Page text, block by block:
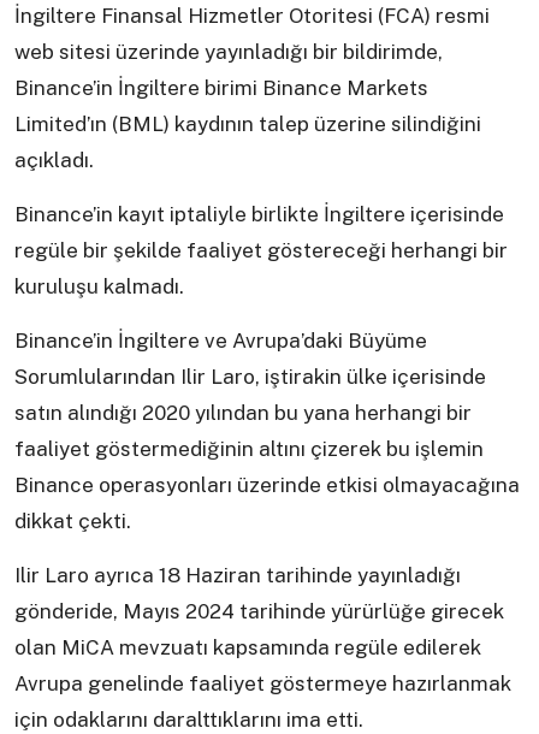
İngiltere Finansal Hizmetler Otoritesi (FCA) resmi
web sitesi üzerinde yayınladığı bir bildirimde,
Binance’in İngiltere birimi Binance Markets
Limited’ın (BML) kaydının talep üzerine silindiğini
açıkladı.
Binance’in kayıt iptaliyle birlikte İngiltere içerisinde
regüle bir şekilde faaliyet göstereceği herhangi bir
kuruluşu kalmadı.
Binance’in İngiltere ve Avrupa’daki Büyüme
Sorumlularından Ilir Laro, iştirakin ülke içerisinde
satın alındığı 2020 yılından bu yana herhangi bir
faaliyet göstermediğinin altını çizerek bu işlemin
Binance operasyonları üzerinde etkisi olmayacağına
dikkat çekti.
Ilir Laro ayrıca 18 Haziran tarihinde yayınladığı
gönderide, Mayıs 2024 tarihinde yürürlüğe girecek
olan MiCA mevzuatı kapsamında regüle edilerek
Avrupa genelinde faaliyet göstermeye hazırlanmak
için odaklarını daralttıklarını ima etti.